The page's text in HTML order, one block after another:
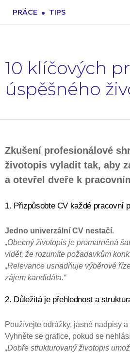
PRÁCE . TIPS
10 klíčových
úspěšného
Zkušení profesionálové
životopis vyladit tak, aby
a otevřel dveře k
1. Přizpůsobte CV každé pracovní
Jedno univerzální CV nestačí.
„Obecný životopis je promarněná
vidět, že rozumíte požadavkům
„Relevance usnadňuje výběrové
zájem kandidáta.“
2. Důležitá je přehlednost a
Používejte odrážky, jasné nadpisy
Vyhněte se grafice, pokud se
„Dobře strukturovaný životopis